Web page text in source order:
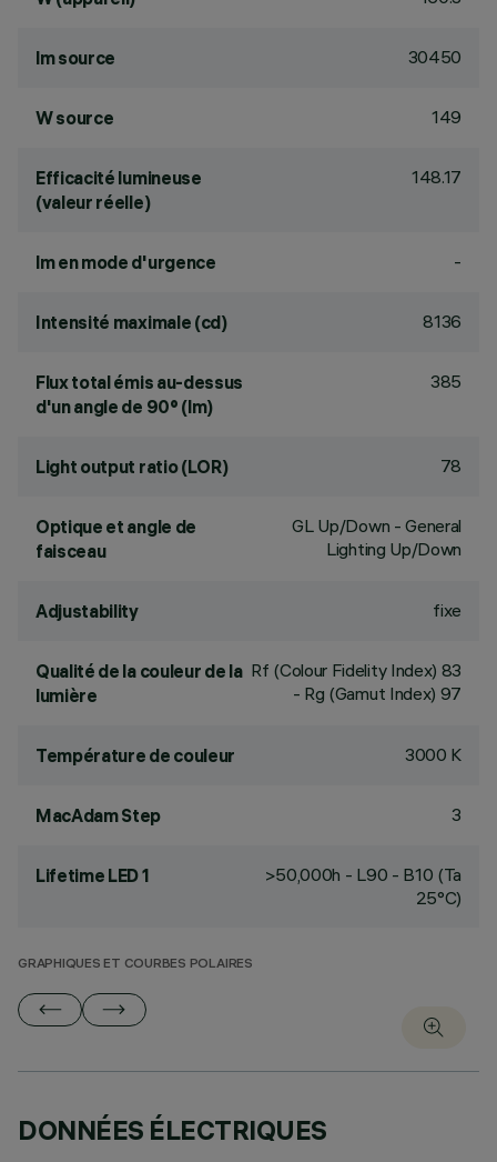
lm source 30450
W source 149
Efficacité lumineuse
(valeur réelle)
148.17
lm en mode d'urgence -
Intensité maximale (cd) 8136
Flux total émis au-dessus
d'un angle de 90° (lm)
385
Light output ratio (LOR) 78
Optique et angle de
faisceau
GL Up/Down - General
Lighting Up/Down
Adjustability fixe
Qualité de la couleur de la
lumière
Rf (Colour Fidelity Index) 83
- Rg (Gamut Index) 97
Température de couleur 3000 K
MacAdam Step 3
Lifetime LED 1
>50,000h - L90 - B10 (Ta
25°C)
GRAPHIQUES ET COURBES POLAIRES
DONNÉES ÉLECTRIQUES